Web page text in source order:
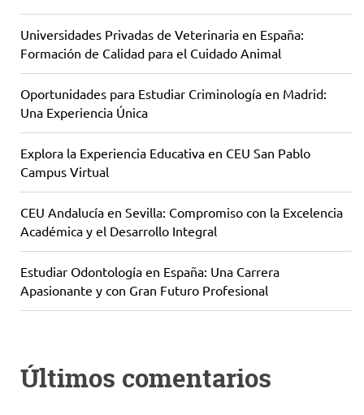
Universidades Privadas de Veterinaria en España:
Formación de Calidad para el Cuidado Animal
Oportunidades para Estudiar Criminología en Madrid:
Una Experiencia Única
Explora la Experiencia Educativa en CEU San Pablo
Campus Virtual
CEU Andalucía en Sevilla: Compromiso con la Excelencia
Académica y el Desarrollo Integral
Estudiar Odontología en España: Una Carrera
Apasionante y con Gran Futuro Profesional
Últimos comentarios